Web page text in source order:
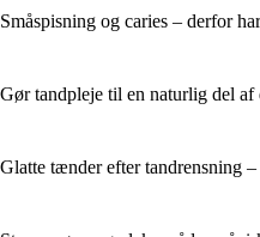
Småspisning og caries – derfor
Gør tandpleje til en naturlig del
Glatte tænder efter tandrensning